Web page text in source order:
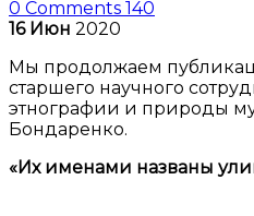
0 Comments 140
16 Июн 2020
Мы продолжаем
старшего научного
этнографии и природы
Бондаренко.
«Их именами названы